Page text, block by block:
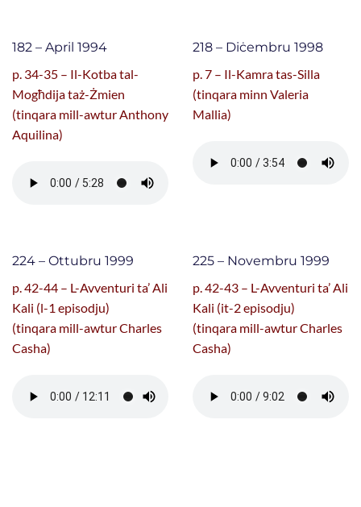
182 – April 1994
p. 34-35 – Il-Kotba tal-
Mogħdija taż-Żmien
(tinqara mill-awtur Anthony
Aquilina)
218 – Diċembru 1998
p. 7 – Il-Kamra tas-Silla
(tinqara minn Valeria
Mallia)
224 – Ottubru 1999
p. 42-44 – L-Avventuri ta’ Ali
Kali (l-1 episodju)
(tinqara mill-awtur Charles
Casha)
225 – Novembru 1999
p. 42-43 – L-Avventuri ta’ Ali
Kali (it-2 episodju)
(tinqara mill-awtur Charles
Casha)